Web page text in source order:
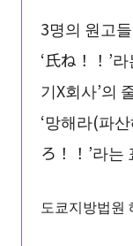
3명의 원고
‘氏ね！！’
기X회사’의
‘망해라(파
ろ！！’라
도쿄지방법원